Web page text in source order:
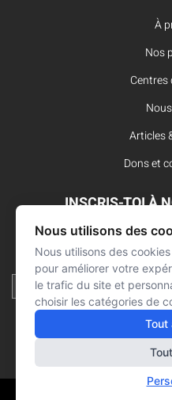
À
Nos
Centres
Articles
Dons et
INSCRIS-TOI À
Reste à l’affût des dernières
d’urgence et ne manque
Nous utilisons des
Nous utilisons des
pour améliorer votre
le trafic du site et
choisir les catégories de
Tout